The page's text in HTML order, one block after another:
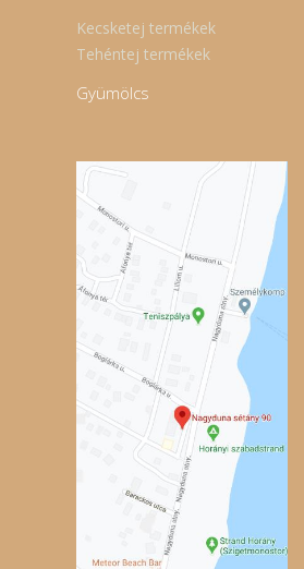
Kecsketej termékek
Tehéntej termékek
Gyümölcs